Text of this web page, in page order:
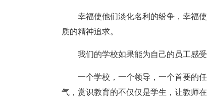
幸福使他们淡化名利的纷争，幸福
质的精神追求。
我们的学校如果能为自己的员工感
一个学校，一个领导，一个首要的
气，赏识教育的不仅仅是学生，让教师